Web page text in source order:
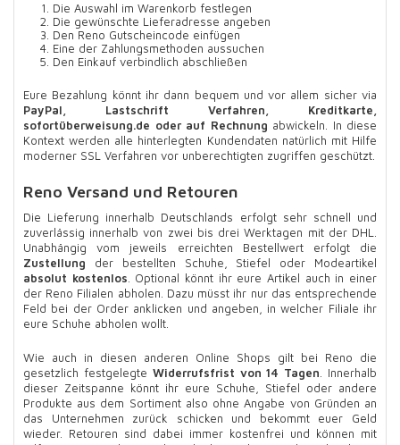
Die Auswahl im Warenkorb festlegen
Die gewünschte Lieferadresse angeben
Den Reno Gutscheincode einfügen
Eine der Zahlungsmethoden aussuchen
Den Einkauf verbindlich abschließen
Eure Bezahlung könnt ihr dann bequem und vor allem sicher via
PayPal, Lastschrift Verfahren, Kreditkarte,
sofortüberweisung.de oder auf Rechnung abwickeln. In diese
Kontext werden alle hinterlegten Kundendaten natürlich mit Hilfe
moderner SSL Verfahren vor unberechtigten zugriffen geschützt.
Reno Versand und Retouren
Die Lieferung innerhalb Deutschlands erfolgt sehr schnell und
zuverlässig innerhalb von zwei bis drei Werktagen mit der DHL.
Unabhängig vom jeweils erreichten Bestellwert erfolgt die
Zustellung der bestellten Schuhe, Stiefel oder Modeartikel
absolut kostenlos . Optional könnt ihr eure Artikel auch in einer
der Reno Filialen abholen. Dazu müsst ihr nur das entsprechende
Feld bei der Order anklicken und angeben, in welcher Filiale ihr
eure Schuhe abholen wollt.
Wie auch in diesen anderen Online Shops gilt bei Reno die
gesetzlich festgelegte Widerrufsfrist von 14 Tagen . Innerhalb
dieser Zeitspanne könnt ihr eure Schuhe, Stiefel oder andere
Produkte aus dem Sortiment also ohne Angabe von Gründen an
das Unternehmen zurück schicken und bekommt euer Geld
wieder. Retouren sind dabei immer kostenfrei und können mit